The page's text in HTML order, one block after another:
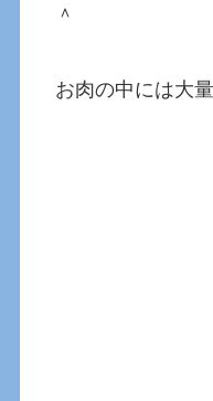
＾
お肉の中には大